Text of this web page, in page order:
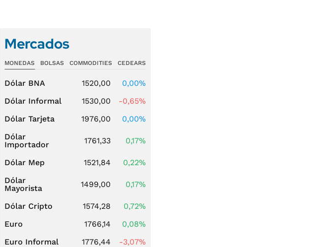
Mercados
MONEDAS BOLSAS COMMODITIES CEDEARS
Dólar BNA 1520,00
0,00%
Dólar Informal
1530,00
-0,65%
Dólar Tarjeta
1976,00
0,00%
Dólar
Importador
1761,33 0,17%
Dólar Mep 1521,84
0,22%
Dólar
Mayorista
1499,00 0,17%
Dólar Cripto 1574,28
0,72%
Euro
1766,14
0,08%
Euro Informal
1776,44 -3,07%